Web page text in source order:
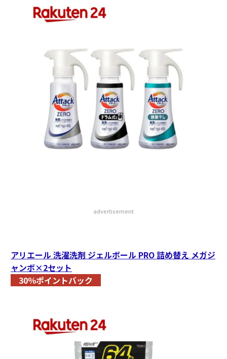
advertisement
アリエール 洗濯洗剤 ジェルボール PRO 詰め替え メガジ
ャンボ×2セット
30％ポイントバック